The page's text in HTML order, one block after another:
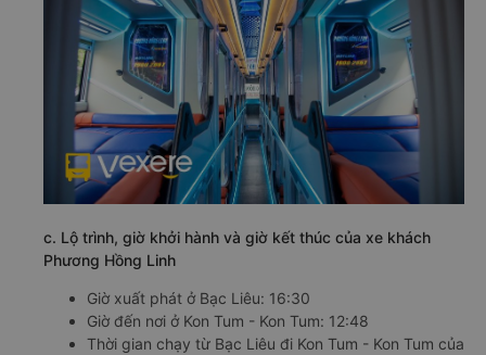
c. Lộ trình, giờ khởi hành và giờ kết thúc của xe khách
Phương Hồng Linh
Giờ xuất phát ở Bạc Liêu: 16:30
Giờ đến nơi ở Kon Tum - Kon Tum: 12:48
Thời gian chạy từ Bạc Liêu đi Kon Tum - Kon Tum của